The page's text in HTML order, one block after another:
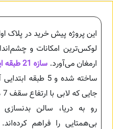
این پروژه پیش خرید در پلاک
لوکس‌ترین امکانات و
ارمغان می‌آورد. سازه 21 طبقه این مجموعه با متریال درجه یک
ساخته شده و 5
رو به دریا، سالن
بی‌همتایی را فراهم